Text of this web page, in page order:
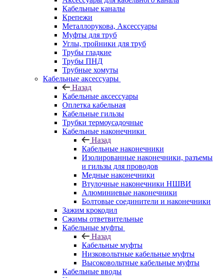
Кабельные каналы
Крепежи
Металлорукова, Аксессуары
Муфты для труб
Углы, тройники для труб
Трубы гладкие
Трубы ПНД
Трубные хомуты
Кабельные аксессуары
Назад
Кабельные аксессуары
Оплетка кабельная
Кабельные гильзы
Трубки термоусадочные
Кабельные наконечники
Назад
Кабельные наконечники
Изолированные наконечники, разъемы
и гильзы для проводов
Медные наконечники
Втулочные наконечники НШВИ
Алюминиевые наконечники
Болтовые соединители и наконечники
Зажим крокодил
Сжимы ответвительные
Кабельные муфты
Назад
Кабельные муфты
Низковольтные кабельные муфты
Высоковольтные кабельные муфты
Кабельные вводы